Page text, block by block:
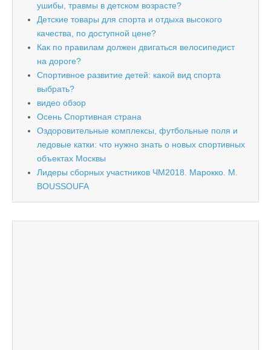
ушибы, травмы в детском возрасте?
Детские товары для спорта и отдыха высокого
качества, по доступной цене?
Как по правилам должен двигаться велосипедист
на дороге?
Спортивное развитие детей: какой вид спорта
выбрать?
видео обзор
Осень Спортивная страна
Оздоровительные комплексы, футбольные поля и
ледовые катки: что нужно знать о новых спортивных
объектах Москвы
Лидеры сборных участников ЧМ2018. Марокко. M.
BOUSSOUFA